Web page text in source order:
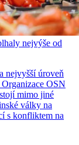
nejvýše od
nejvyšší úroveň
OSN
mimo jiné
války na
s konfliktem na